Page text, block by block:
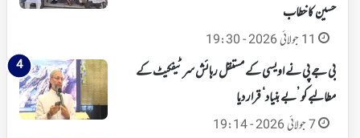
حسین کا خطاب
11 جولائی 2026 - 19:30
بی جے پی نے اویسی کے مستقل رہائش سرٹیفکیٹ کے
مطالبے کو ’بے بنیاد‘ قرار دیا
7 جولائی 2026 - 19:14